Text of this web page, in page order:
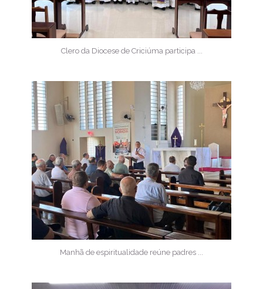
Clero da Diocese de Criciúma participa ...
Manhã de espiritualidade reúne padres ...